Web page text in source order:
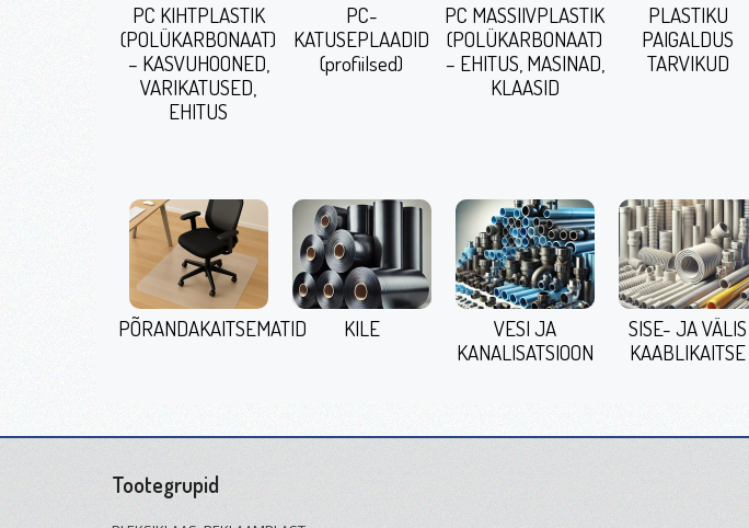
PC KIHTPLASTIK
(POLÜKARBONAAT)
– KASVUHOONED,
VARIKATUSED,
EHITUS
PC-
KATUSEPLAADID
(profiilsed)
PC MASSIIVPLASTIK
(POLÜKARBONAAT)
– EHITUS, MASINAD,
KLAASID
PLASTIKU
PAIGALDUS
TARVIKUD
PÕRANDAKAITSEMATID KILE
VESI JA
KANALISATSIOON
SISE- JA VÄLIS
KAABLIKAITSE
Tootegrupid